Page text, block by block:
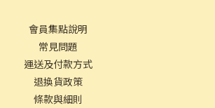
會員集點說明
常見問題
運送及付款方式
退換貨政策
條款與細則